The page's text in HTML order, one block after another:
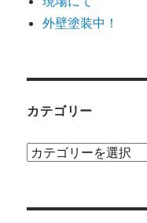
外壁塗装中！
カテゴリー
カ